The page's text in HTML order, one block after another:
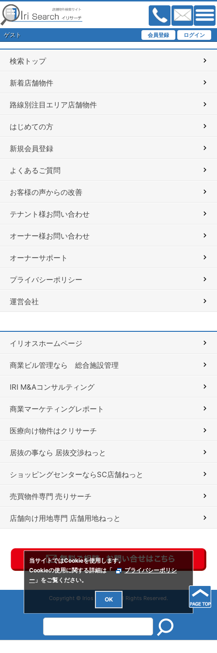
ゲスト
検索トップ
新着店舗物件
路線別注目エリア店舗物件
はじめての方
新規会員登録
よくあるご質問
お客様の声からの改善
テナント様お問い合わせ
オーナー様お問い合わせ
オーナーサポート
プライバシーポリシー
運営会社
イリオスホームページ
商業ビル管理なら 総合施設管理
IRI M&Aコンサルティング
商業マーケティングレポート
医療向け物件はクリサーチ
居抜の事なら 居抜交渉ねっと
ショッピングセンターならSC店舗ねっと
売買物件専門 売りサーチ
店舗向け用地専門 店舗用地ねっと
Copyright © Irios Co., Ltd. All Rights Reserved.
当サイトではCookieを使用します。
Cookieの使用に関する詳細は「
プライバシーポリシ
ー 」をご覧ください。
OK